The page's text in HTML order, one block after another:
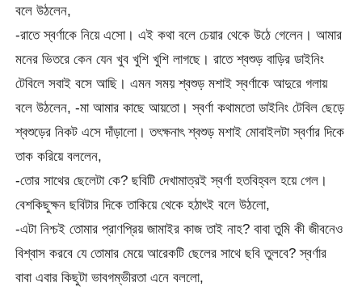
বলে উঠলেন,
-রাতে স্বর্ণাকে নিয়ে এসো। এই কথা বলে চেয়ার থেকে উঠে গেলেন। আমার
মনের ভিতরে কেন যেন খুব খুশি খুশি লাগছে। রাতে শ্বশুড় বাড়ির ডাইনিং
টেবিলে সবাই বসে আছি। এমন সময় শ্বশুড় মশাই স্বর্ণাকে আদুরে গলায়
বলে উঠলেন, -মা আমার কাছে আয়তো। স্বর্ণা কথামতো ডাইনিং টেবিল ছেড়ে
শ্বশুড়ের নিকট এসে দাঁড়ালো। তৎক্ষনাৎ শ্বশুড় মশাই মোবাইলটা স্বর্ণার দিকে
তাক করিয়ে বললেন,
-তোর সাথের ছেলেটা কে? ছবিটি দেখামাত্রই স্বর্ণা হতবিহ্বল হয়ে গেল।
বেশকিছুক্ষন ছবিটার দিকে তাকিয়ে থেকে হঠাৎই বলে উঠলো,
-এটা নিশ্চই তোমার প্রাণপ্রিয় জামাইর কাজ তাই নাহ? বাবা তুমি কী জীবনেও
বিশ্বাস করবে যে তোমার মেয়ে আরেকটি ছেলের সাথে ছবি তুলবে? স্বর্ণার
বাবা এবার কিছুটা ভাবগম্ভীরতা এনে বললো,